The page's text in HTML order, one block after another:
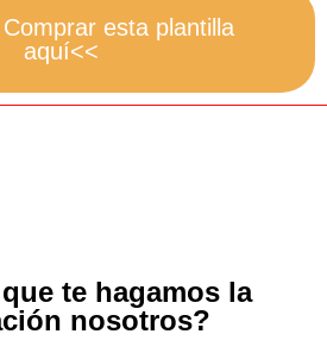
esta plantilla
aquí<<
te hagamos la
nosotros?